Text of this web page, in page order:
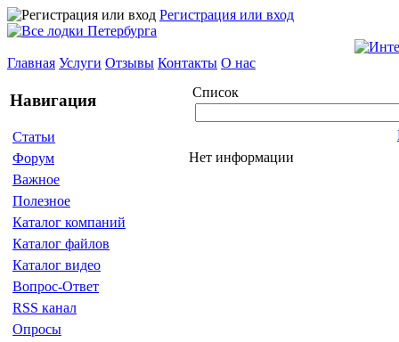
Регистрация или вход
Главная Услуги Отзывы Контакты О нас
Навигация
Статьи
Форум
Важное
Полезное
Каталог компаний
Каталог файлов
Каталог видео
Вопрос-Ответ
RSS канал
Опросы
Список
Нет информации